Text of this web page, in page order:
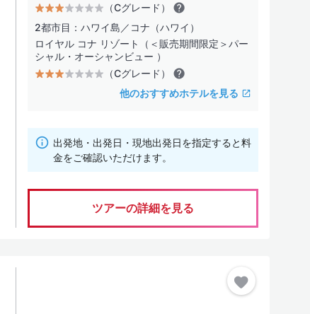
（Cグレード）
2都市目：ハワイ島／コナ（ハワイ）
ロイヤル コナ リゾート（＜販売期間限定＞パー
シャル・オーシャンビュー ）
（Cグレード）
他のおすすめホテルを見る
出発地・出発日・現地出発日を指定すると料
金をご確認いただけます。
ツアーの詳細を見る